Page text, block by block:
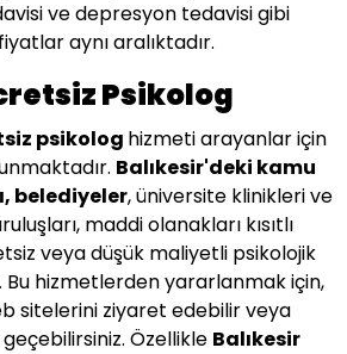
ve depresyon tedavisi gibi
aynı aralıktadır.
Psikolog
psikolog hizmeti arayanlar için
Balıkesir'deki kamu
belediyeler, üniversite klinikleri ve
maddi olanakları kısıtlı
veya düşük maliyetli psikolojik
Bu hizmetlerden yararlanmak için,
sitelerini ziyaret edebilir veya
Özellikle Balıkesir